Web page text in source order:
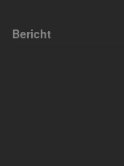
Bericht